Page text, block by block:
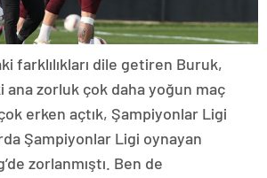
farklılıkları dile getiren Buruk,
ana zorluk çok daha yoğun maç
erken açtık, Şampiyonlar Ligi
Şampiyonlar Ligi oynayan
zorlanmıştı. Ben de